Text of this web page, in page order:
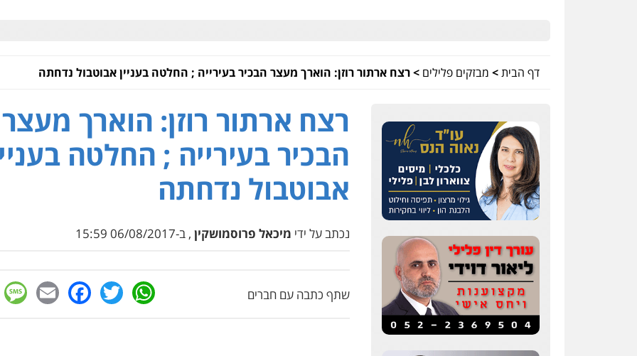
דף הבית> מבזקים פלילים >רצח ארתור רוזן: הוארך מעצר הבכיר בעירייה ; החלטה בעניין אבוטבול נדחתה
רצח ארתור רוזן: הוארך מעצר
הבכיר בעירייה ; החלטה
אבוטבול נדחתה
נכתב על ידי מיכאל פרוסמושקין , ב-06/08/2017 15:59
שתף כתבה עם חברים WhatsApp
Twitter